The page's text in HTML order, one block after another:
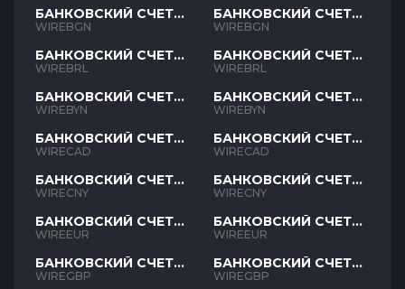
БАНКОВСКИЙ СЧЕТ
BGN
WIREBGN
БАНКОВСКИЙ СЧЕТ
BRL
WIREBRL
БАНКОВСКИЙ СЧЕТ
BYN
WIREBYN
БАНКОВСКИЙ СЧЕТ
CAD
WIRECAD
БАНКОВСКИЙ СЧЕТ
CNY
WIRECNY
БАНКОВСКИЙ СЧЕТ
EUR
WIREEUR
БАНКОВСКИЙ СЧЕТ
GBP
WIREGBP
БАНКОВСКИЙ СЧЕТ
BGN
WIREBGN
БАНКОВСКИЙ СЧЕТ
BRL
WIREBRL
БАНКОВСКИЙ СЧЕТ
BYN
WIREBYN
БАНКОВСКИЙ СЧЕТ
CAD
WIRECAD
БАНКОВСКИЙ СЧЕТ
CNY
WIRECNY
БАНКОВСКИЙ СЧЕТ
EUR
WIREEUR
БАНКОВСКИЙ СЧЕТ
GBP
WIREGBP